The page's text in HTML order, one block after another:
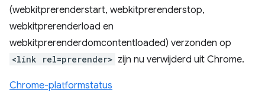
(webkitprerenderstart, webkitprerenderstop,
webkitprerenderload en
webkitprerenderdomcontentloaded) verzonden op
<link rel=prerender> zijn nu verwijderd uit Chrome.
Chrome-platformstatus